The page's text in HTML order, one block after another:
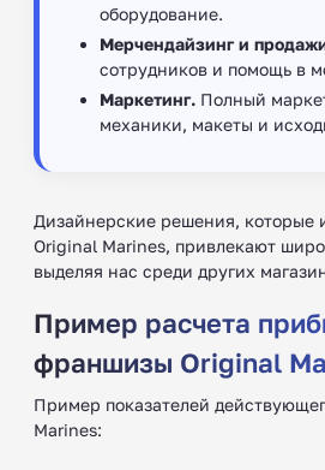
оборудование.
Мерчендайзинг и
сотрудников и помощь в
Маркетинг. Полный
механики, макеты и
Дизайнерские решения, которые
Original Marines, привлекают
выделяя нас среди других
Пример расчета
франшизы Original
Пример показателей
Marines: